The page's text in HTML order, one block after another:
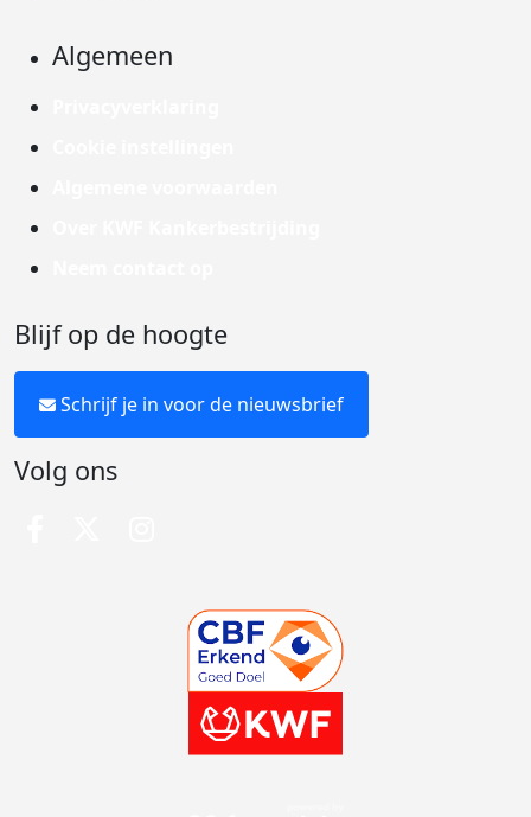
Algemeen
Blijf op de hoogte
Schrijf je in voor de nieuwsbrief
Volg ons